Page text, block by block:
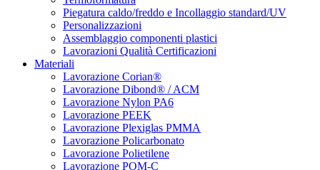
Piegatura caldo/freddo e Incollaggio standard/UV
Personalizzazioni
Assemblaggio componenti plastici
Lavorazioni Qualità Certificazioni
Materiali
Lavorazione Corian®
Lavorazione Dibond® / ACM
Lavorazione Nylon PA6
Lavorazione PEEK
Lavorazione Plexiglas PMMA
Lavorazione Policarbonato
Lavorazione Polietilene
Lavorazione POM-C